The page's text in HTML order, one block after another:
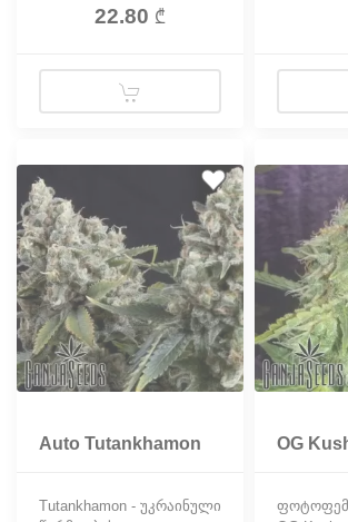
გამოყვანილია ორი
შედეგად.
22.80 ₾
Auto
შემდეგ
Auto Tutankhamon
Tutankhamon - უკრაინული
OG